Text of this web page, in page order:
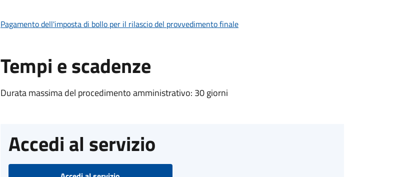
Pagamento dell'imposta di bollo per il rilascio del provvedimento finale
Tempi e scadenze
Durata massima del procedimento amministrativo: 30 giorni
Accedi al servizio